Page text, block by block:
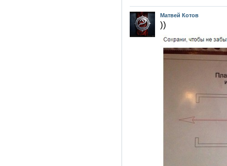
Матвей Котов
))